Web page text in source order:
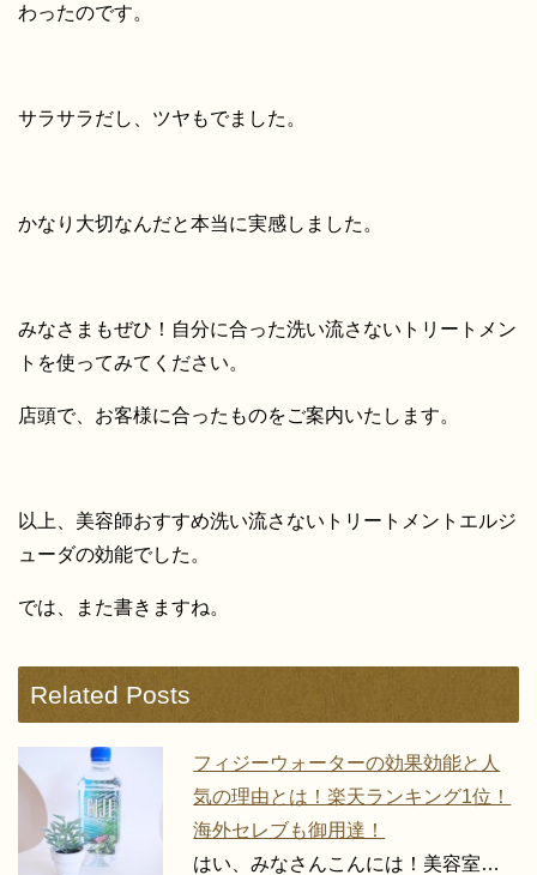
わったのです。
サラサラだし、ツヤもでました。
かなり大切なんだと本当に実感しました。
みなさまもぜひ！自分に合った洗い流さないトリートメン
トを使ってみてください。
店頭で、お客様に合ったものをご案内いたします。
以上、美容師おすすめ洗い流さないトリートメントエルジ
ューダの効能でした。
では、また書きますね。
Related Posts
フィジーウォーターの効果効能と人
気の理由とは！楽天ランキング1位！
海外セレブも御用達！
はい、みなさんこんには！美容室…